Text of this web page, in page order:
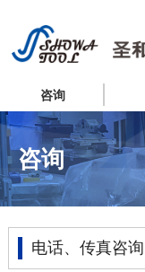
咨询
咨询
电话、传真咨询